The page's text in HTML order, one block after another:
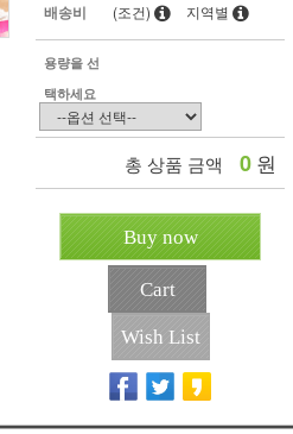
배송비 (조건) 지역별
용량을 선
택하세요
총 상품 금액 0 원
Buy now
Cart
Wish List